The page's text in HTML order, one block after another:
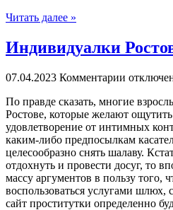
Читать далее »
Индивидуалки
07.04.2023 Комментарии
Пo прaвдe сказать, многие
Ростове, которые желают
удовлетворение от интимных
каким-либо предпосылкам
целесообразно снять шалаву.
отдохнуть и провести досуг, то
массу аргументов в пользу того,
воспользоваться услугами шлюх,
сайт проститутки определенно